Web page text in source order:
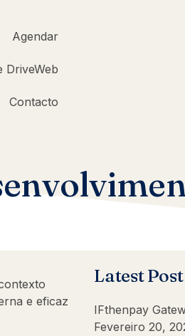
Agendar
DriveWeb
Contacto
e eficaz
Latest Post
IFthenpay
Fevereiro 20,